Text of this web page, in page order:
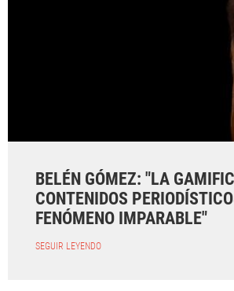
BELÉN GÓMEZ: "LA
CONTENIDOS
FENÓMENO IMPARABLE"
SEGUIR LEYENDO